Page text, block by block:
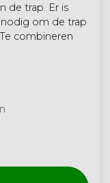
de trap. Er is
om de trap
combineren